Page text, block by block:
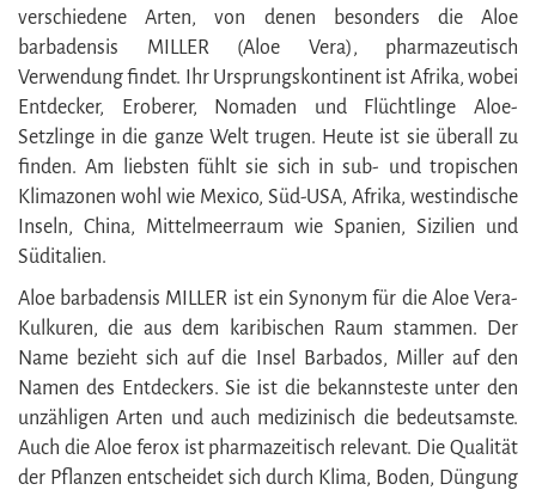
verschiedene Arten, von denen besonders die Aloe
barbadensis MILLER (Aloe Vera), pharmazeutisch
Verwendung findet. Ihr Ursprungskontinent ist Afrika, wobei
Entdecker, Eroberer, Nomaden und Flüchtlinge Aloe-
Setzlinge in die ganze Welt trugen. Heute ist sie überall zu
finden. Am liebsten fühlt sie sich in sub- und tropischen
Klimazonen wohl wie Mexico, Süd-USA, Afrika, westindische
Inseln, China, Mittelmeerraum wie Spanien, Sizilien und
Süditalien.
Aloe barbadensis MILLER ist ein Synonym für die Aloe Vera-
Kulkuren, die aus dem karibischen Raum stammen. Der
Name bezieht sich auf die Insel Barbados, Miller auf den
Namen des Entdeckers. Sie ist die bekannsteste unter den
unzähligen Arten und auch medizinisch die bedeutsamste.
Auch die Aloe ferox ist pharmazeitisch relevant. Die Qualität
der Pflanzen entscheidet sich durch Klima, Boden, Düngung